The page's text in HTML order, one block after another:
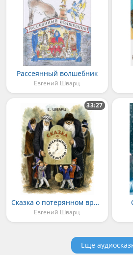
Рассеянный волшебник
Евгений Шварц
Сказка о потерянном времени
Евгений Шварц
33:27
Еще